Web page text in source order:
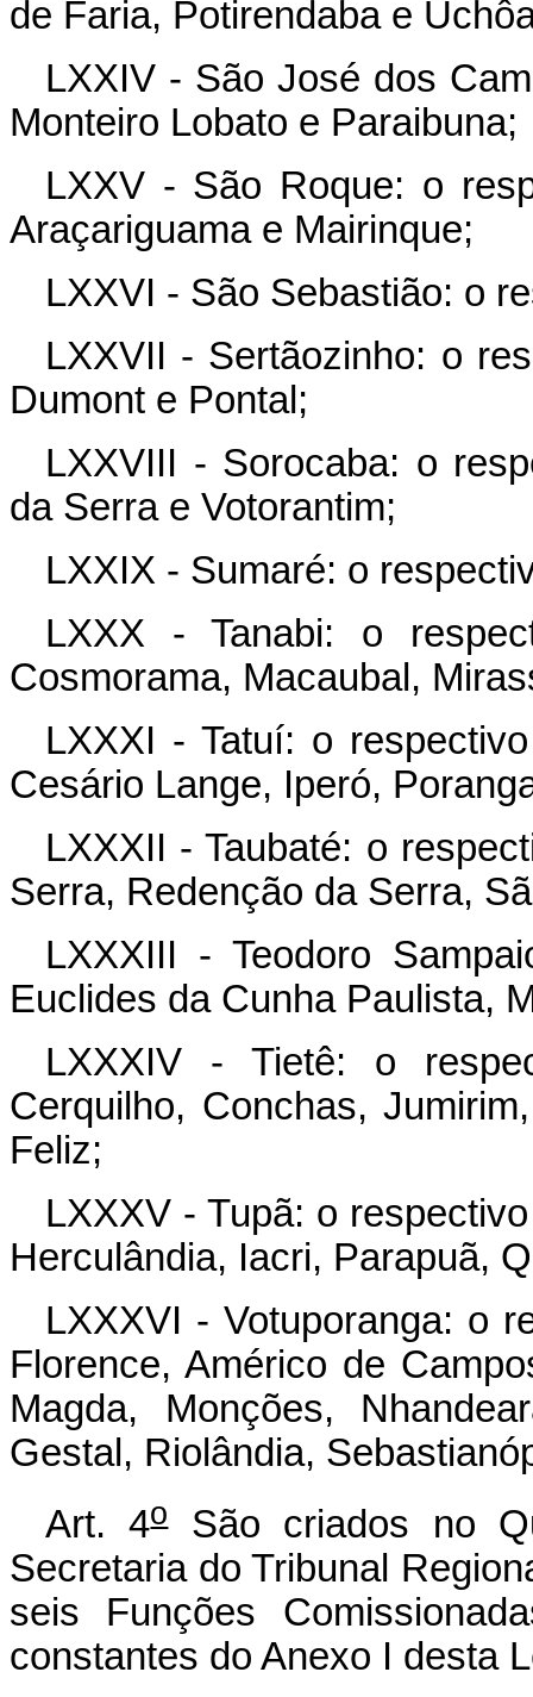
de Faria, Potirendaba e
LXXIV - São José dos
Monteiro Lobato e Paraibuna;
LXXV - São Roque: o
Araçariguama e Mairinque;
LXXVI - São Sebastião: o
LXXVII - Sertãozinho: o
Dumont e Pontal;
LXXVIII - Sorocaba: o
da Serra e Votorantim;
LXXIX - Sumaré: o
LXXX - Tanabi: o
Cosmorama, Macaubal,
LXXXI - Tatuí: o
Cesário Lange, Iperó,
LXXXII - Taubaté: o
Serra, Redenção da Serra,
LXXXIII - Teodoro
Euclides da Cunha Paulista,
LXXXIV - Tietê: o
Cerquilho, Conchas,
Feliz;
LXXXV - Tupã: o
Herculândia, Iacri, Parapuã,
LXXXVI - Votuporanga: o
Florence, Américo de
Magda, Monções,
Gestal, Riolândia,
Art. 4oSão criados no
Secretaria do Tribunal
seis Funções
constantes do Anexo I desta